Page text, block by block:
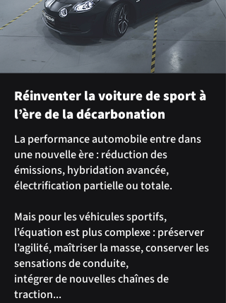
Réinventer la voiture de sport à
l’ère de la décarbonation
La performance automobile entre dans
une nouvelle ère : réduction des
émissions, hybridation avancée,
électrification partielle ou totale.
Mais pour les véhicules sportifs,
l’équation est plus complexe : préserver
l’agilité, maîtriser la masse, conserver les
sensations de conduite,
intégrer de nouvelles chaînes de
traction...